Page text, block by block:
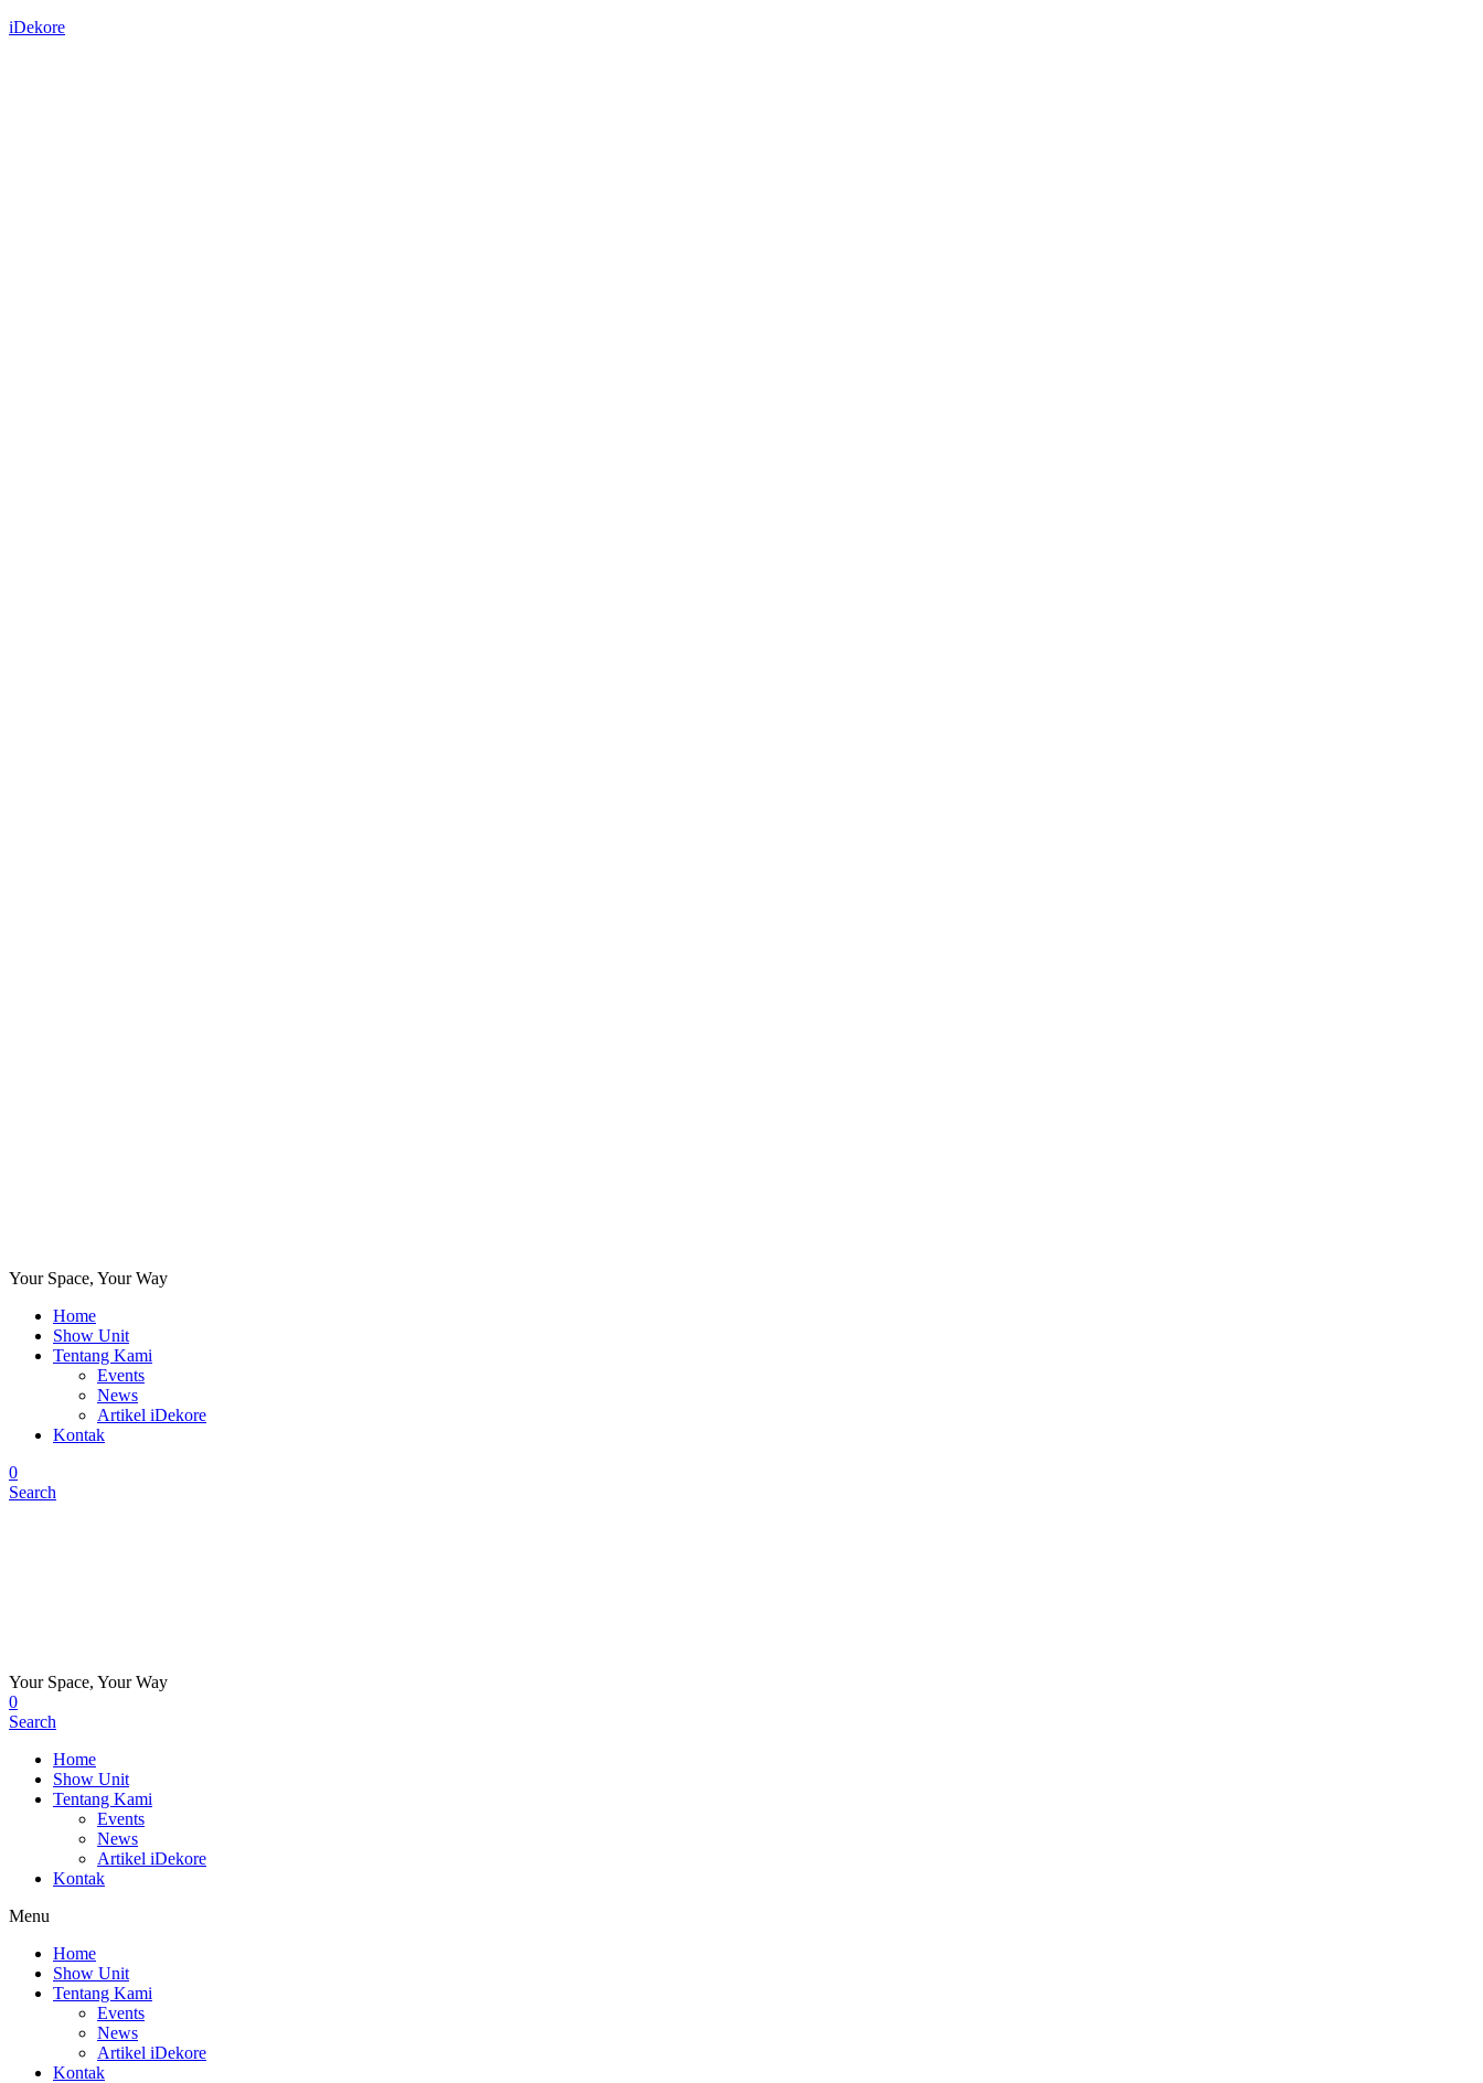
iDekore
Your Space, Your Way
Home
Show Unit
Tentang Kami
Events
News
Artikel iDekore
Kontak
0
Search
Your Space, Your Way
0
Search
Home
Show Unit
Tentang Kami
Events
News
Artikel iDekore
Kontak
Menu
Home
Show Unit
Tentang Kami
Events
News
Artikel iDekore
Kontak